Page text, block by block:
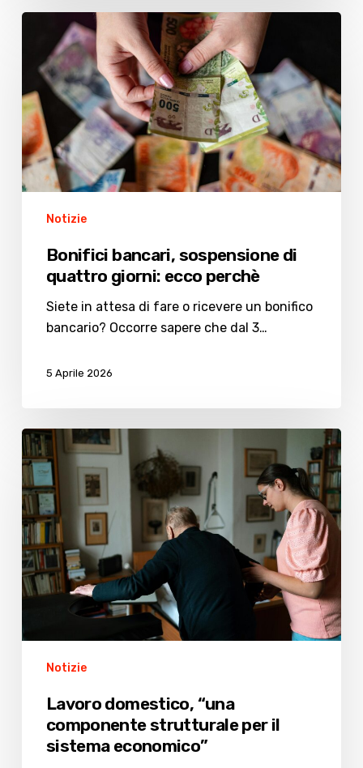
bancari,
sospensione
quattro
giorni:
ecco
perchè
Notizie
Bonifici bancari, sospensione di
quattro giorni: ecco perchè
Siete in attesa di fare o ricevere un bonifico
bancario? Occorre sapere che dal 3…
5 Aprile 2026
Lavoro
domestico,
“una
componente
strutturale
per
il
sistema
economico”
Notizie
Lavoro domestico, “una
componente strutturale per il
sistema economico”